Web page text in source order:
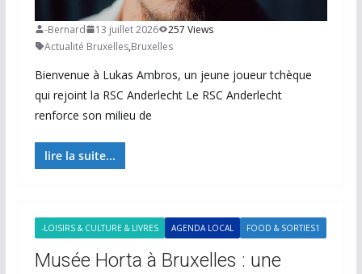
-Bernard 13 juillet 2026
257 Views
Actualité Bruxelles,Bruxelles
Bienvenue à Lukas Ambros, un jeune joueur tchèque
qui rejoint la RSC Anderlecht Le RSC Anderlecht
renforce son milieu de
lire la suite...
-LOISIRS & CULTURE & LIVRES AGENDA LOCAL FOOD & SORTIES1
Musée Horta à Bruxelles : une